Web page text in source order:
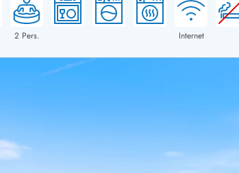
Ferienhäuser für Angler
Ferienhäuser mit Aktivitätsraum
Ferienhäuser mit Kaminofen
Ferienhaus für 4 Personen
2Pers. Internet